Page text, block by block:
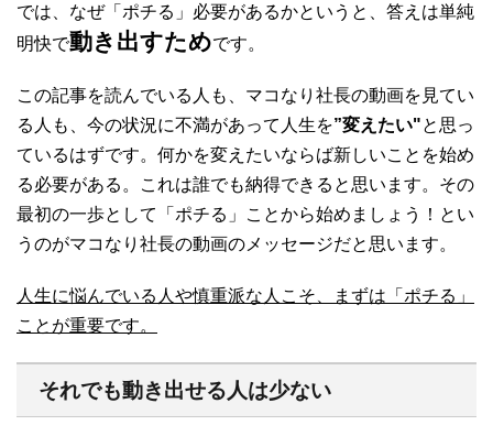
では、なぜ「ポチる」必要があるかというと、答えは単純
明快で動き出すためです。
この記事を読んでいる人も、マコなり社長の動画を見てい
る人も、今の状況に不満があって人生を”変えたい"と思っ
ているはずです。何かを変えたいならば新しいことを始め
る必要がある。これは誰でも納得できると思います。その
最初の一歩として「ポチる」ことから始めましょう！とい
うのがマコなり社長の動画のメッセージだと思います。
人生に悩んでいる人や慎重派な人こそ、まずは「ポチる」
ことが重要です。
それでも動き出せる人は少ない